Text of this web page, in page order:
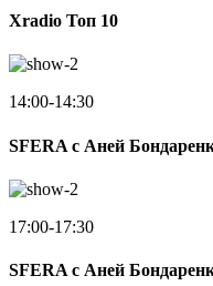
Xradio Топ 10
14:00-14:30
SFERA с Аней
17:00-17:30
SFERA с Аней